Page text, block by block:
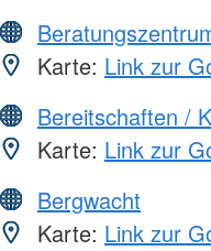
Karte: Link zur
Bereitschaften /
Karte: Link zur
Bergwacht
Karte: Link zur